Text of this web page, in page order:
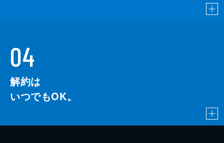
04
解約は
いつでもOK。